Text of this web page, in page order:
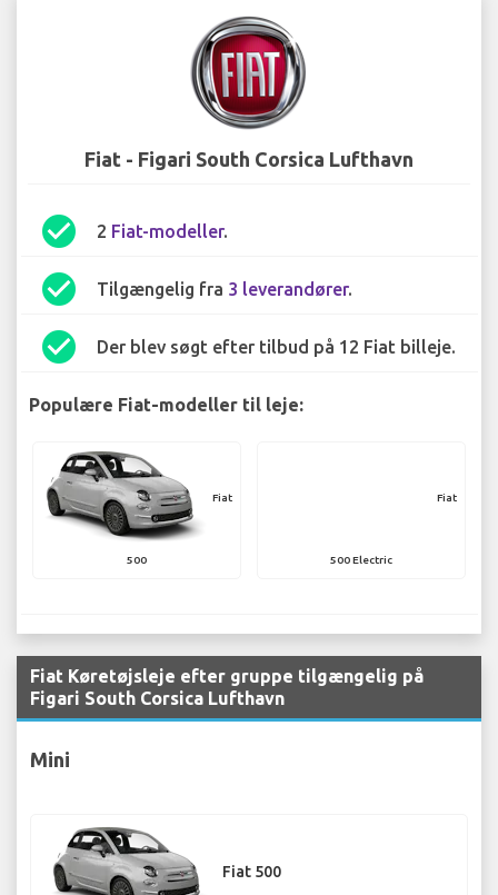
Fiat - Figari South Corsica Lufthavn
check_circle 2 Fiat-modeller.
check_circle Tilgængelig fra 3 leverandører.
check_circle Der blev søgt efter tilbud på 12 Fiat billeje.
Populære Fiat-modeller til leje:
Fiat
500
Fiat
500 Electric
Fiat Køretøjsleje efter gruppe tilgængelig på
Figari South Corsica Lufthavn
Mini
Fiat 500